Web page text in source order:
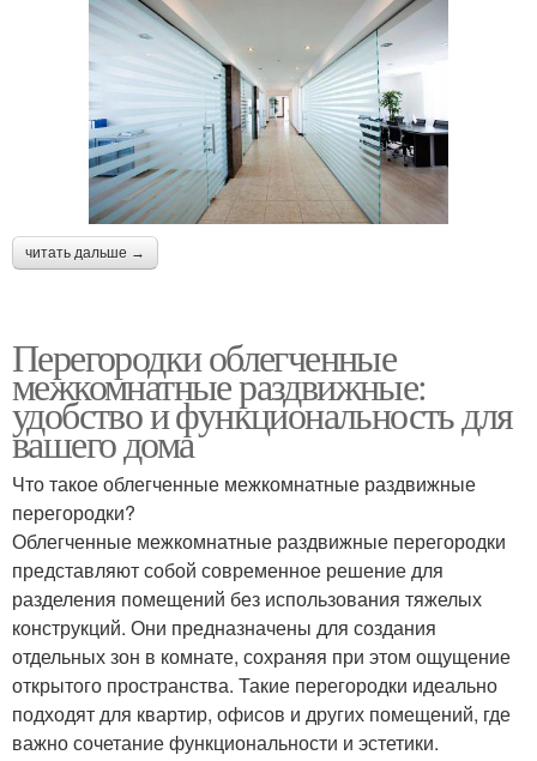
читать дальше →
Перегородки облегченные
межкомнатные раздвижные:
удобство и функциональность для
вашего дома
Что такое облегченные межкомнатные раздвижные
перегородки?
Облегченные межкомнатные раздвижные перегородки
представляют собой современное решение для
разделения помещений без использования тяжелых
конструкций. Они предназначены для создания
отдельных зон в комнате, сохраняя при этом ощущение
открытого пространства. Такие перегородки идеально
подходят для квартир, офисов и других помещений, где
важно сочетание функциональности и эстетики.